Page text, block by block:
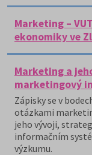
Marketing –
ekonomiky ve
Marketing a
marketingový
Zápisky se v
otázkami
jeho vývoji,
informačním
výzkumu.